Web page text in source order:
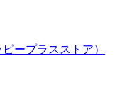
ープラスストア）